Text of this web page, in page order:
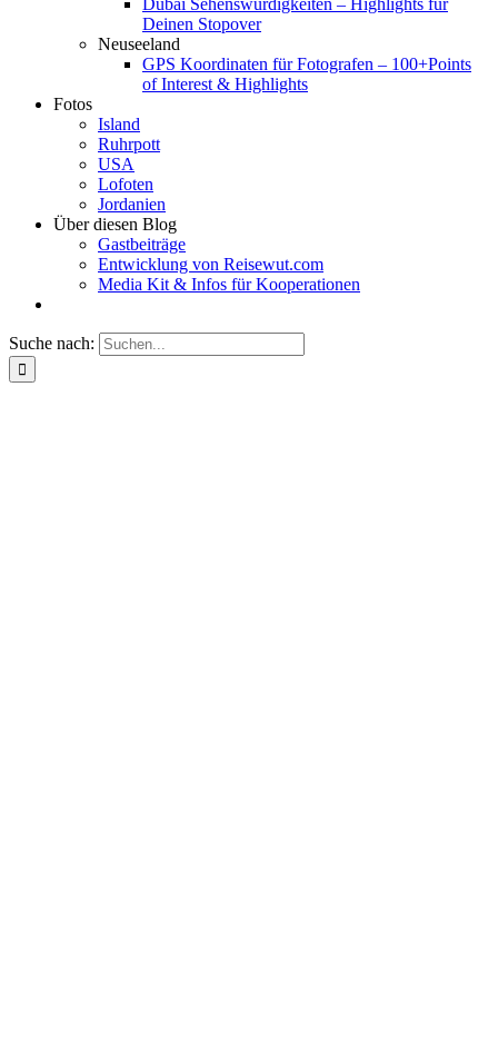
Dubai Sehenswürdigkeiten – Highlights für
Deinen Stopover
Neuseeland
GPS Koordinaten für Fotografen – 100+Points
of Interest & Highlights
Fotos
Island
Ruhrpott
USA
Lofoten
Jordanien
Über diesen Blog
Gastbeiträge
Entwicklung von Reisewut.com
Media Kit & Infos für Kooperationen
Suche nach: